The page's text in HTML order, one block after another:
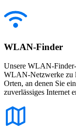
WLAN-Finder
Unsere WLAN-
WLAN-Netzwerke zu
Orten, an denen Sie
zuverlässiges Internet